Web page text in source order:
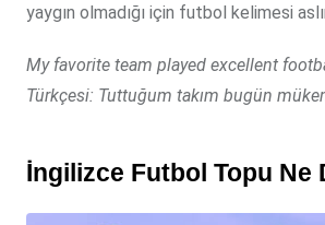
yaygın olmadığı için futbol kelimesi
My favorite team played excellent
Türkçesi: Tuttuğum takım bugün
İngilizce Futbol Topu Ne